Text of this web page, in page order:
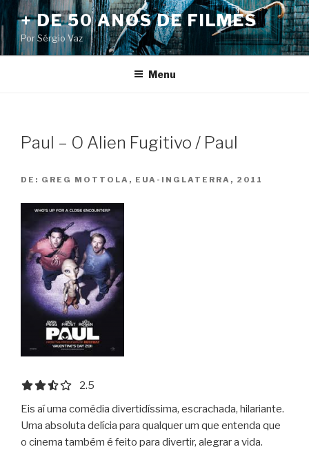
Pular
para
o
conteúdo
+ DE 50 ANOS DE FILMES
Por Sérgio Vaz
Menu
Paul – O Alien Fugitivo / Paul
DE: GREG MOTTOLA, EUA-INGLATERRA, 2011
2.5 out of 5.0 stars
2.5
Eis aí uma comédia divertidíssima, escrachada, hilariante.
Uma absoluta delícia para qualquer um que entenda que
o cinema também é feito para divertir, alegrar a vida.